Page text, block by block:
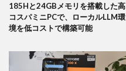
185Hと24GBメモリを搭載した高
コスパミニPCで、ローカルLLM環
境を低コストで構築可能